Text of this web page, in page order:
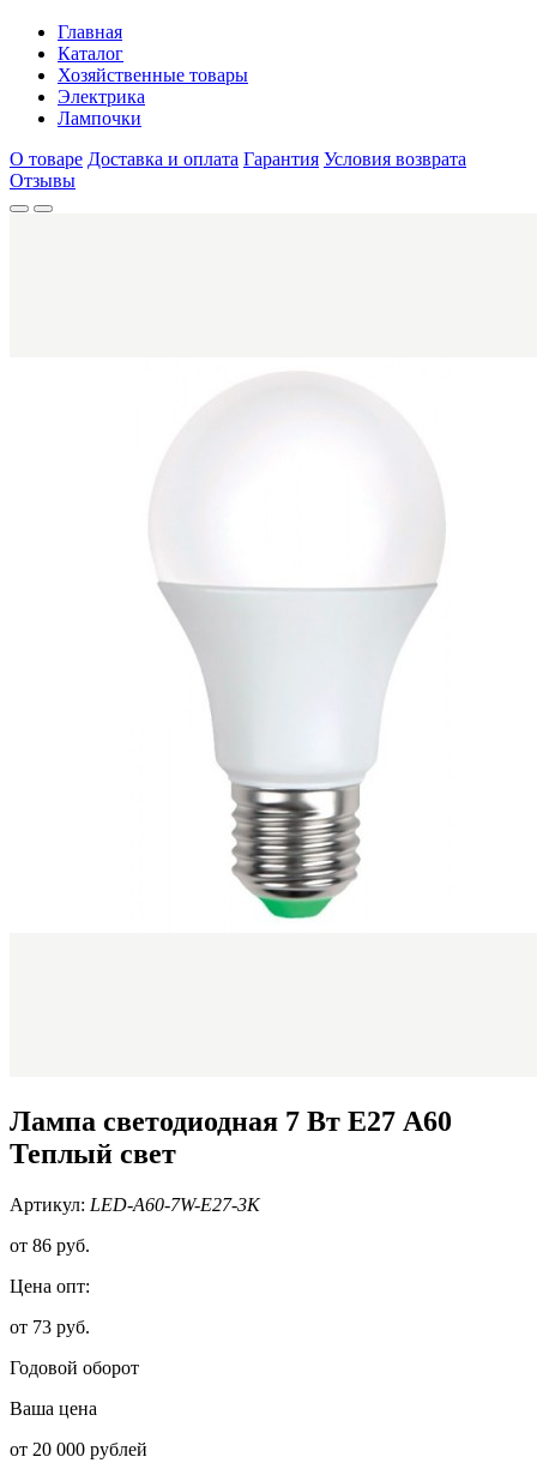
Главная
Каталог
Хозяйственные товары
Электрика
Лампочки
О товаре Доставка и оплата Гарантия Условия возврата
Отзывы
Лампа светодиодная 7 Вт Е27 А60
Теплый свет
Артикул: LED-A60-7W-E27-3K
от 86 руб.
Цена опт:
от 73 руб.
Годовой оборот
Ваша цена
от 20 000 рублей